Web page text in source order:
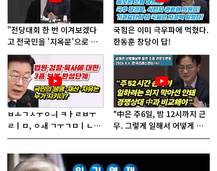
"전당대회 한 번 이겨보겠다
고 전국민을 '지옥문'으로 밀
어!"
국힘은 이미 극우파에 먹혔다.
한동훈 창당이 답!
ㅂㅗㄱㅅㅜㅇㅢ ㅋㅏㄹㅂㅜ
ㄹㅣㅁ, ㅇㅙ ㄱㅜㄱㅁㅣㄴㄷ
ㅡㄹㅇㅣ ㄷㅏㅇㅎㅐㅇㅑ ㅎ
"中은 주6일, 밤 12시까지 근
무. 그렇게 일해서 어떻게 경
쟁하냐 반문하더라"